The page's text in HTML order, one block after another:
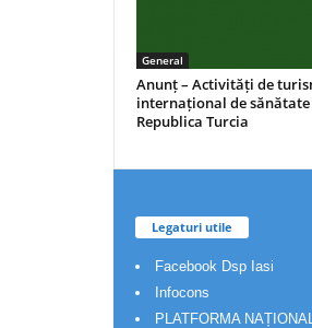
General
Anunț – Activități de
internațional de
Republica Turcia
Legaturi utile
Facebook Dsp Iasi
Infocons
PLATFORMA